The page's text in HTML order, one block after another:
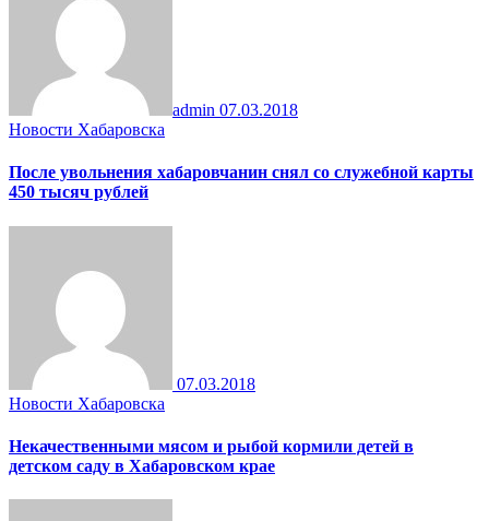
admin 07.03.2018
Новости Хабаровска
После увольнения хабаровчанин снял со служебной карты
450 тысяч рублей
07.03.2018
Новости Хабаровска
Некачественными мясом и рыбой кормили детей в
детском саду в Хабаровском крае